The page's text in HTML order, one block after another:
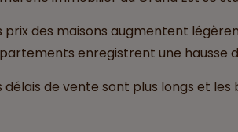
prix des maisons augmentent
enregistrent une hausse
délais de vente sont plus longs et